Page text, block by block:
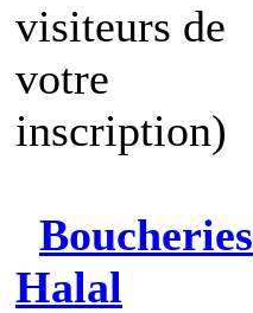
visiteurs de
votre
inscription)
Boucheries
Halal